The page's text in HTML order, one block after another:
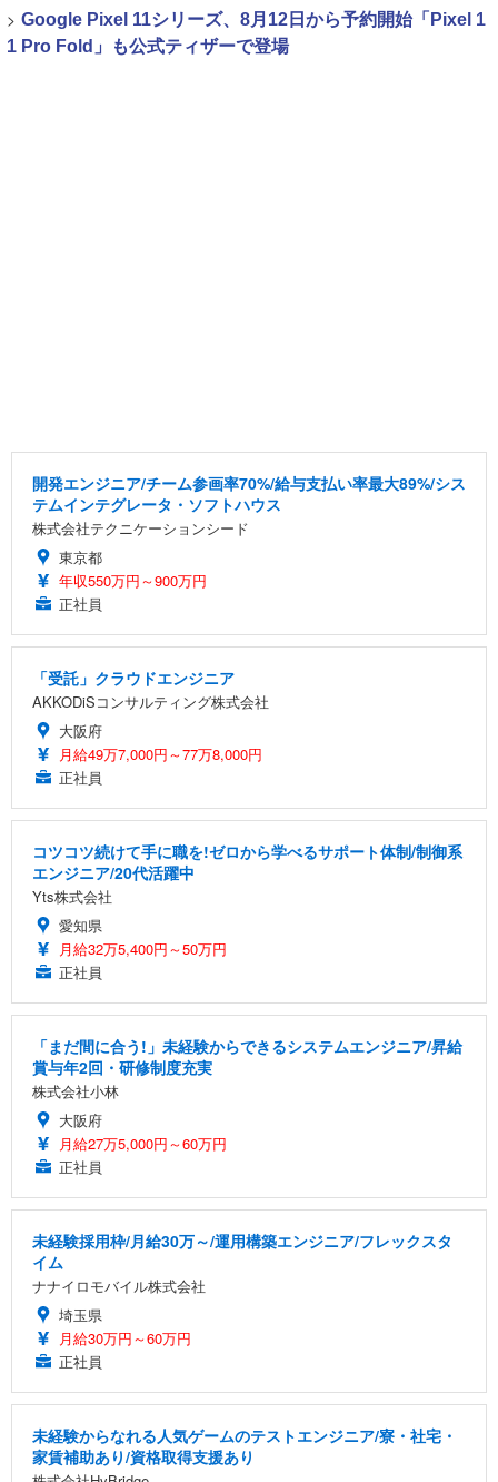
> Google Pixel 11シリーズ、8月12日から予約開始「Pixel 1
1 Pro Fold」も公式ティザーで登場
開発エンジニア/チーム参画率70%/給与支払い率最大89%/シス
テムインテグレータ・ソフトハウス
株式会社テクニケーションシード
東京都
年収550万円～900万円
正社員
「受託」クラウドエンジニア
AKKODiSコンサルティング株式会社
大阪府
月給49万7,000円～77万8,000円
正社員
コツコツ続けて手に職を!ゼロから学べるサポート体制/制御系
エンジニア/20代活躍中
Yts株式会社
愛知県
月給32万5,400円～50万円
正社員
「まだ間に合う!」未経験からできるシステムエンジニア/昇給
賞与年2回・研修制度充実
株式会社小林
大阪府
月給27万5,000円～60万円
正社員
未経験採用枠/月給30万～/運用構築エンジニア/フレックスタ
イム
ナナイロモバイル株式会社
埼玉県
月給30万円～60万円
正社員
未経験からなれる人気ゲームのテストエンジニア/寮・社宅・
家賃補助あり/資格取得支援あり